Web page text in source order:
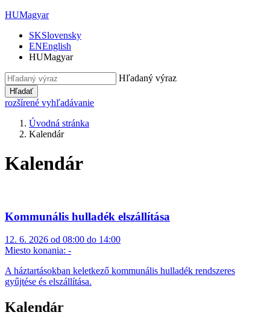
HUMagyar
SKSlovensky
ENEnglish
HUMagyar
Hľadaný výraz
Hľadať
rozšírené vyhľadávanie
Úvodná stránka
Kalendár
Kalendár
Kommunális hulladék elszállítása
12. 6. 2026 od 08:00 do 14:00
Miesto konania: -
A háztartásokban keletkező kommunális hulladék rendszeres
gyűjtése és elszállítása.
Kalendár